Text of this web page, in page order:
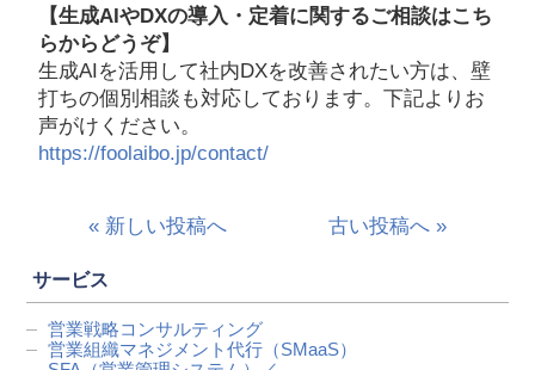
【生成AIやDXの導入・定着に関するご相談はこち
らからどうぞ】
生成AIを活用して社内DXを改善されたい方は、壁
打ちの個別相談も対応しております。下記よりお
声がけください。
https://foolaibo.jp/contact/
« 新しい投稿へ 古い投稿へ »
サービス
営業戦略コンサルティング
営業組織マネジメント代行 （SMaaS）